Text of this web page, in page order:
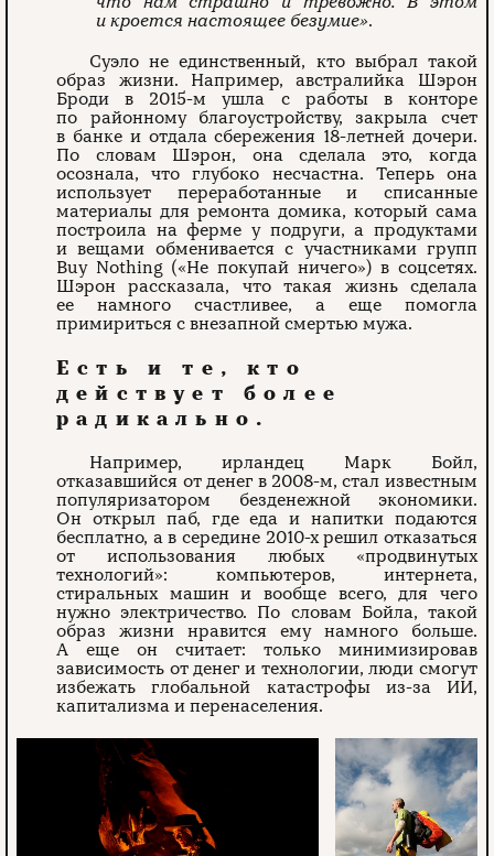
и кроется настоящее безумие».
Суэло не единственный, кто выбрал такой
образ жизни. Например, австралийка Шэрон
Броди в 2015-м ушла с работы в конторе
по районному благоустройству, закрыла счет
в банке и отдала сбережения 18-летней дочери.
По словам Шэрон, она сделала это, когда
осознала, что глубоко несчастна. Теперь она
использует переработанные и списанные
материалы для ремонта домика, который сама
построила на ферме у подруги, а продуктами
и вещами обменивается с участниками групп
Buy Nothing («Не покупай ничего») в соцсетях.
Шэрон рассказала, что такая жизнь сделала
ее намного счастливее, а еще помогла
примириться с внезапной смертью мужа.
Есть и те, кто
действует более
радикально.
Например, ирландец Марк Бойл,
отказавшийся от денег в 2008-м, стал известным
популяризатором безденежной экономики.
Он открыл паб, где еда и напитки подаются
бесплатно, а в середине 2010-х решил отказаться
от использования любых «продвинутых
технологий»: компьютеров, интернета,
стиральных машин и вообще всего, для чего
нужно электричество. По словам Бойла, такой
образ жизни нравится ему намного больше.
А еще он считает: только минимизировав
зависимость от денег и технологии, люди смогут
избежать глобальной катастрофы из-за ИИ,
капитализма и перенаселения.